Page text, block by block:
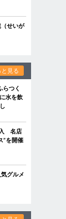
せいが
と見る
らつく
水を飲
入 名店
”を開催
グルメ